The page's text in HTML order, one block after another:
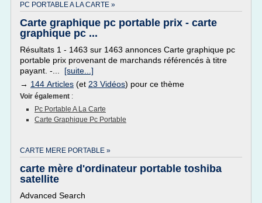
PC PORTABLE A LA CARTE »
Carte graphique pc portable prix - carte
graphique pc ...
Résultats 1 - 1463 sur 1463 annonces Carte graphique pc
portable prix provenant de marchands référencés à titre
payant. -... [suite...]
→ 144 Articles (et 23 Vidéos) pour ce thème
Voir également :
Pc Portable A La Carte
Carte Graphique Pc Portable
CARTE MERE PORTABLE »
carte mère d'ordinateur portable toshiba
satellite
Advanced Search